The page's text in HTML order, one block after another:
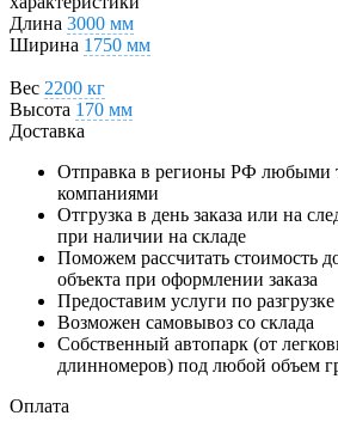
Длина 3000 мм
Ширина 1750 мм
Вес 2200 кг
Высота 170 мм
Доставка
Отправка в регионы РФ любыми
компаниями
Отгрузка в день заказа или на
при наличии на складе
Поможем рассчитать стоимость
объекта при оформлении заказа
Предоставим услуги по разгрузке
Возможен самовывоз со склада
Собственный автопарк (от
длинномеров) под любой объем
Оплата